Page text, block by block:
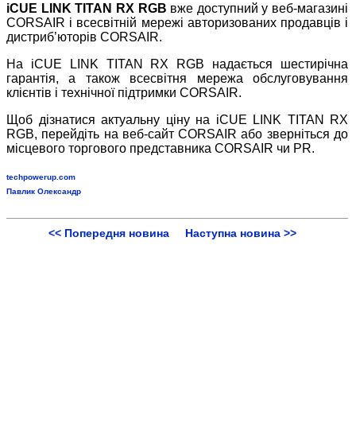
iCUE LINK TITAN RX RGB вже доступний у веб-магазині
CORSAIR і всесвітній мережі авторизованих продавців і
дистриб’юторів CORSAIR.
На iCUE LINK TITAN RX RGB надається шестирічна
гарантія, а також всесвітня мережа обслуговування
клієнтів і технічної підтримки CORSAIR.
Щоб дізнатися актуальну ціну на iCUE LINK TITAN RX
RGB, перейдіть на веб-сайт CORSAIR або зверніться до
місцевого торгового представника CORSAIR чи PR.
techpowerup.com
Павлик Олександр
<< Попередня новина Наступна новина >>